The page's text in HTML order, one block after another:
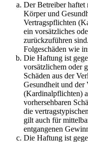
Der Betreiber haftet
Körper und
Vertragspflichten
ein vorsätzliches
zurückzuführen
Folgeschäden wie
Die Haftung ist
vorsätzlichem oder
Schäden aus der
Gesundheit und der
(Kardinalpflichten)
vorhersehbaren
die
gilt auch für
entgangenen
Die Haftung ist